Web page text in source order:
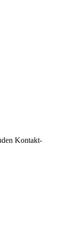
Kontakt­